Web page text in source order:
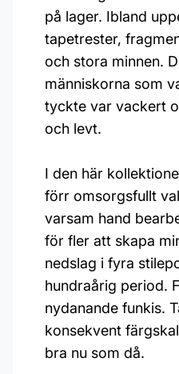
på lager. Ibland
tapetrester,
och stora minnen.
människorna som
tyckte var vackert
och levt.
I den här
förr omsorgsfullt
varsam hand
för fler att skapa
nedslag i fyra
hundraårig period.
nydanande funkis.
konsekvent
bra nu som då.